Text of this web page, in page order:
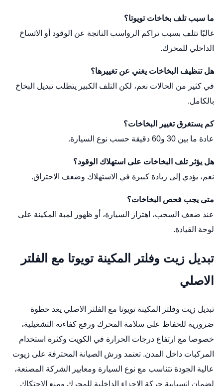
ما سبب تلف بخاخات تويوتا؟
غالبًا تتلف بسبب تراكم الرواسب الناتجة عن الوقود أو الاتساخ
الداخلي للمحرك.
هل تنظيف البخاخات يغني عن تغييرها؟
في كثير من الحالات نعم، لكن التلف الكبير يتطلب تبديل البخاخ
بالكامل.
كم يستغرق تغيير البخاخات؟
عادة ما بين 30 و60 دقيقة حسب نوع السيارة.
هل يؤثر تلف البخاخات على استهلاك الوقود؟
نعم، يؤدي إلى زيادة كبيرة في الاستهلاك وضعف الاحتراق.
متى يجب فحص البخاخات؟
عند ضعف السحب، اهتزاز السيارة، أو ظهور لمبة المكينة على
لوحة القيادة.
تبديل زيت وفلتر المكينة تويوتا مع الفلتر
الاصلي
تبديل زيت وفلتر المكينة تويوتا مع الفلتر الاصلي يعد خطوة
ضرورية للحفاظ على سلامة المحرك ورفع كفاءته التشغيلية،
خصوصا مع ارتفاع درجات الحرارة في الكويت وكثرة استخدام
المركبات داخل المدن. تعتمد ورش الصيانة المحترفة على زيوت
عالية الجودة تتناسب مع نوع السيارة ومعايير الشركة المصنعة،
لضمان انسيابية حركة الاجزاء الداخلية للمحرك ومنع الاحتكاك